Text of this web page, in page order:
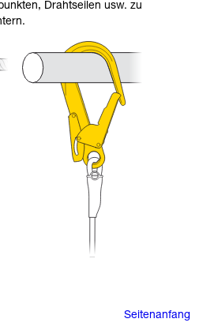
Drahtseilen usw. zu
Seitenanfang